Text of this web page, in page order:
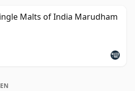
Malts of India Marudham